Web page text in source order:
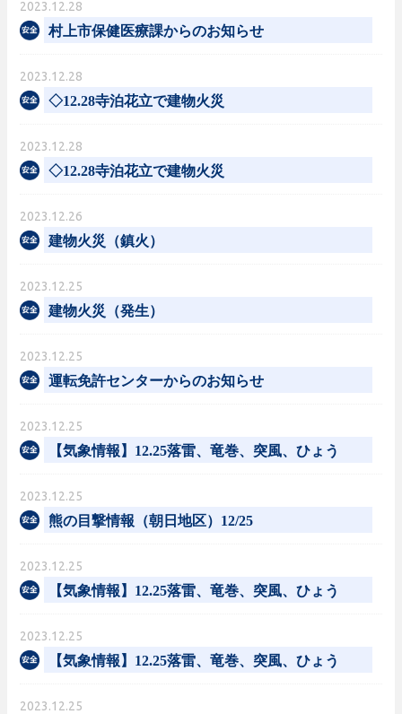
2023.12.28
村上市保健医療課からのお知らせ
2023.12.28
◇12.28寺泊花立で建物火災
2023.12.28
◇12.28寺泊花立で建物火災
2023.12.26
建物火災（鎮火）
2023.12.25
建物火災（発生）
2023.12.25
運転免許センターからのお知らせ
2023.12.25
【気象情報】12.25落雷、竜巻、突風、ひょう
2023.12.25
熊の目撃情報（朝日地区）12/25
2023.12.25
【気象情報】12.25落雷、竜巻、突風、ひょう
2023.12.25
【気象情報】12.25落雷、竜巻、突風、ひょう
2023.12.25